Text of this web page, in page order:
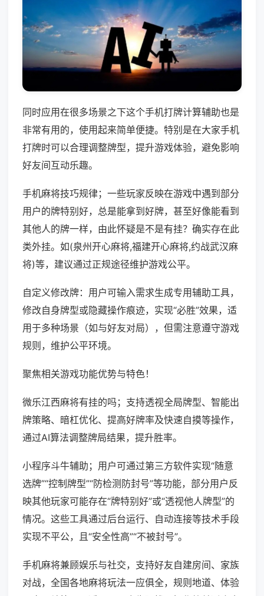
同时应用在很多场景之下这个手机打牌计算辅助也是
非常有用的，使用起来简单便捷。特别是在大家手机
打牌时可以合理调整牌型，提升游戏体验，避免影响
好友间互动乐趣。
手机麻将技巧规律；一些玩家反映在游戏中遇到部分
用户的牌特别好，总是能拿到好牌，甚至好像能看到
其他人的牌一样，由此怀疑是不是有挂？确实存在此
类外挂。如(泉州开心麻将,福建开心麻将,约战武汉麻
将)等，建议通过正规途径维护游戏公平。
自定义修改牌：用户可输入需求生成专用辅助工具，
修改自身牌型或隐藏操作痕迹，实现“必胜”效果，适
用于多种场景（如与好友对局），但需注意遵守游戏
规则，维护公平环境。
聚焦相关游戏功能优势与特色！
微乐江西麻将有挂的吗；支持透视全局牌型、智能出
牌策略、暗杠优化、提高好牌率及快速自摸等操作，
通过AI算法调整牌局结果，提升胜率。
小程序斗牛辅助；用户可通过第三方软件实现“随意
选牌”“控制牌型”“防检测防封号”等功能，部分用户反
映其他玩家可能存在“牌特别好”或“透视他人牌型”的
情况。这些工具通过后台运行、自动连接等技术手段
实现不平公，且“安全性高”“不被封号”。
手机麻将兼顾娱乐与社交，支持好友自建房间、家族
对战，全国各地麻将玩法一应俱全，规则地道、体验